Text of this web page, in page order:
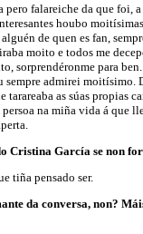
falareiche da que foi,
houbo
de quen es fan,
moito e todos me
sorprendéronme para
sempre admirei moitísimo.
as súas propias
na miña vida á que
Cristina García se non
tiña pensado ser.
da conversa, non?